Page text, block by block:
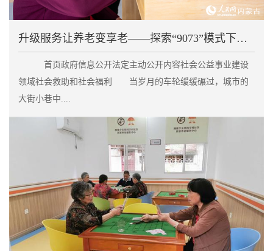
升级服务让养老变享老——探索“9073”模式下城市
首页政府信息公开法定主动公开内容社会公益事业建设
领域社会救助和社会福利 当岁月的车轮缓缓碾过，城市的
大街小巷中....